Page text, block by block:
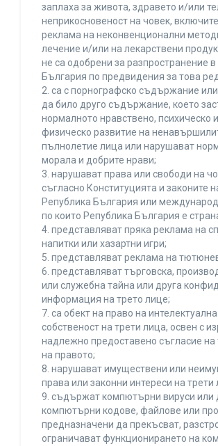
заплаха за живота, здравето и/или
неприкосновеност на човек,
реклама на неконвенционални
лечение и/или на лекарствени
не са одобрени за разпространение
България по предвидения за това
2. са с порнографско съдържание или
да било друго съдържание, което
нормалното нравствено, психическо
физическо развитие на
пълнолетие лица или нарушават
морала и добрите нрави;
3. нарушават права или свободи на
съгласно Конституцията и законите
Република България или
по които Република България е
4. представляват пряка реклама на
напитки или хазартни игри;
5. представляват реклама на
6. представляват търговска,
или служебна тайна или друга
информация на трето лице;
7. са обект на право на интелектуална
собственост на трети лица, освен с
надлежно предоставено съгласие на
на правото;
8. нарушават имуществени или
права или законни интереси на трети
9. съдържат компютърни вируси или
компютърни кодове, файлове или
предназначени да прекъсват,
ограничават функционирането на